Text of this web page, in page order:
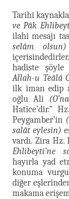
Tarihi
ve Pâk
ilahi mesajı
selâm olsun)
hadiste şöyle
Allah-u Teâlâ
ilk iman edip
oğlu Ali
Hatîce’dir.”
Peygamber’in
salât eylesin)
vardı. Zira Hz.
Ehlibeyti’ne
hayırla yad
konuma
diğer
makama